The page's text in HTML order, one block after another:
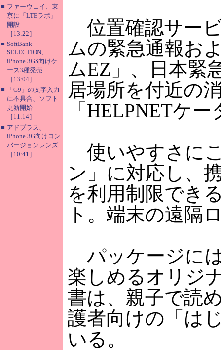
■ ファーウェイ、東
京に「LTEラボ」
開設
［13:22］
■ SoftBank
SELECTION、
iPhone 3GS向けケ
ース3種発売
［13:04］
■
「G9」の文字入力
に不具合、ソフト
更新開始
［11:14］
■ アドプラス、
iPhone 3G向けコン
バージョンレンズ
［10:41］
位置確認サー
ムの緊急通報お
ムEZ」、日本緊
居場所を付近の
「HELPNETケ
使いやすさに
ン」に対応し、
を利用制限でき
ト。端末の遠隔
パッケージに
楽しめるオリジ
書は、親子で読
護者向けの「は
いる。